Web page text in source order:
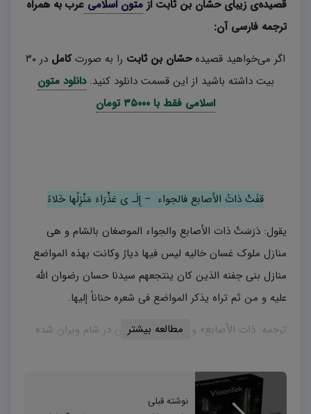
قصیده‌ی زیبای حسّان بن ثابت از متون اسلامی عرب به همراه
ترجمه فارسی آن:
اگر می‌خواهید قصیدهحسّان بن ثابت را به صورتکامل
در ۳۰
بیت داشته باشید از این قسمت دانلود کنید.دانلود متون
اسلامی فقط با ۳۵۰۰۰ تومان
قفَتْ ذاتُ الأصابع فالجواء – إِلَـ ى عَذْرَاءَ مَنْزِلُها خَلاءُ
یقول: دَرَسَتْ ذات الأصابع والجواء الموصغان بالشام و هی
منازل ملوک غسان خالیه لیس فیها دیارُ وکانت بهذه المواضع
منازل بنی جفنه الذین کان ینتجعهم سیدنا حسان رضوان الله
علیه و من ثم تراه یذکر المواضع فی شعره حناناً إلیها.
ترجمه: ذات الأصابع» و «الجواء» دو مکان در شام ویران شده
سکنه شده و انیسی در آن نیست و بنی جفنه نیز که حسان
آنان را مدح کرده، در ایام گذشته در این جاها اقامت داشته اند
مطالعه بیشتر
نوشته قبلی